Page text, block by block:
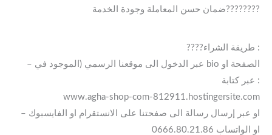
ضمان حسن المعاملة وجودة الخدمة????????
????طريقة الشراء :
– عبر الدخول الى موقعنا الرسمي (الموجود في bio الصفحة او
عبر كتابة :
www.agha-shop-com-812911.hostingersite.com
– او عبر إرسال رسالة الى صفحتنا على الانستقرام او الفايسبوك
او الواتساب 0666.80.21.86